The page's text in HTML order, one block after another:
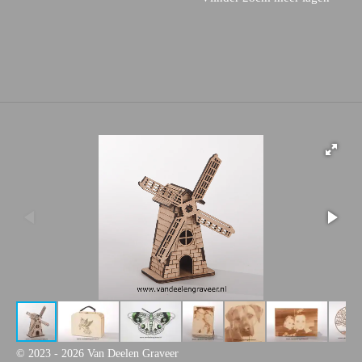
© 2023 - 2026 Van Deelen Graveer